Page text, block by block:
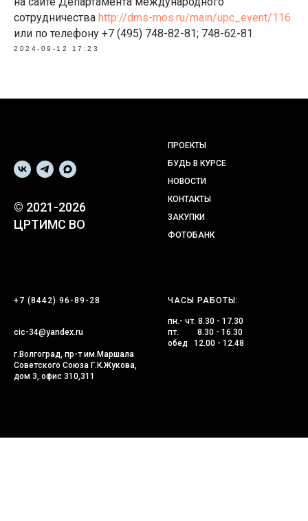
сотрудничества http://dms-mos.ru/main/upc_event/116
или по телефону +7 (495) 748-82-81; 748-62-81.
2024-09-12 17:23
© 2021-2026
ЦРТИМС ВО
ПРОЕКТЫ
БУДЬ В КУРСЕ
НОВОСТИ
КОНТАКТЫ
ЗАКУПКИ
ФОТОБАНК
+7 (8442) 96-89-28
cic-34@yandex.ru
г.Волгоград, пр-т им.Маршала
Советского Союза Г.К.Жукова,
дом 3, офис 310,311
ЧАСЫ РАБОТЫ:
пн.- чт. 8.30 - 17.30
пт. 8.30 - 16.30
обед 12.00 - 12.48